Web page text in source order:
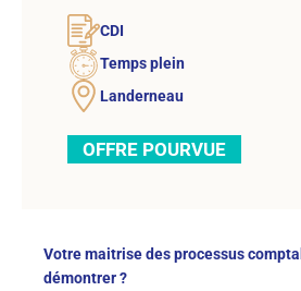
CDI
Temps plein
Landerneau
OFFRE POURVUE
Votre maitrise des processus
démontrer ?